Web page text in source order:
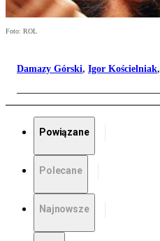
Foto: ROL
Damazy Górski, Igor Kościelniak,
Powiązane
Polecane
Najnowsze